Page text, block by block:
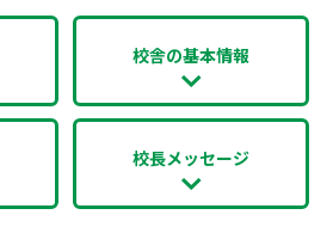
校舎の基本情報
校長メッセージ